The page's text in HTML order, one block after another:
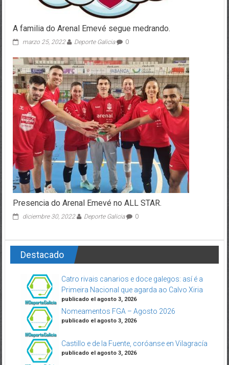
A familia do Arenal Emevé segue medrando.
marzo 25, 2022 Deporte Galicia 0
Presencia do Arenal Emevé no ALL STAR.
diciembre 30, 2022 Deporte Galicia 0
Destacado
Catro rivais canarios e doce galegos: así é a
Primeira Nacional que agarda ao Calvo Xiria
publicado el agosto 3, 2026
Nomeamentos FGA – Agosto 2026
publicado el agosto 3, 2026
Castillo e de la Fuente, coróanse en Vilagracía
publicado el agosto 3, 2026